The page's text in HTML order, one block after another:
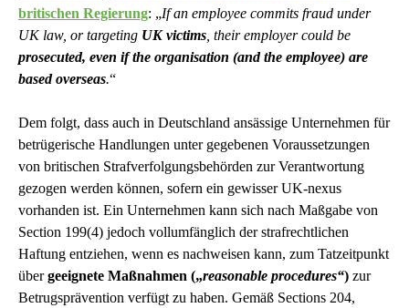
britischen Regierung: „If an employee commits fraud under
UK law, or targeting UK victims , their employer could be
prosecuted, even if the organisation (and the employee) are
based overseas.“
Dem folgt, dass auch in Deutschland ansässige Unternehmen für
betrügerische Handlungen unter gegebenen Voraussetzungen
von britischen Strafverfolgungsbehörden zur Verantwortung
gezogen werden können, sofern ein gewisser UK-nexus
vorhanden ist. Ein Unternehmen kann sich nach Maßgabe von
Section 199(4) jedoch vollumfänglich der strafrechtlichen
Haftung entziehen, wenn es nachweisen kann, zum Tatzeitpunkt
übergeeignete Maßnahmen („reasonable procedures“) zur
Betrugsprävention verfügt zu haben. Gemäß Sections 204,